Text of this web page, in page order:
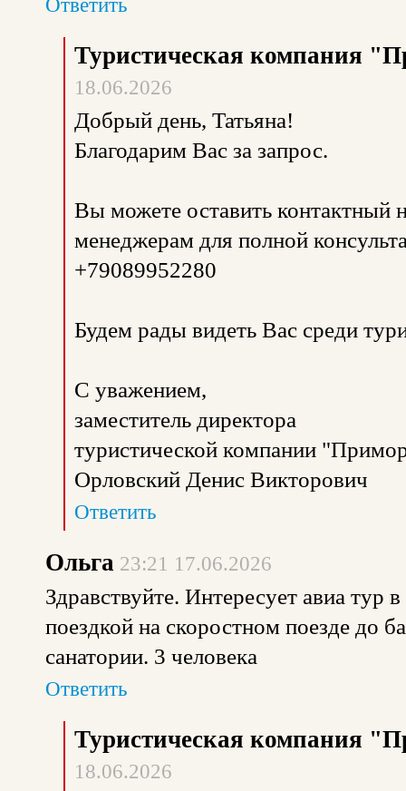
Ответить
Туристическая компания
18.06.2026
Добрый день, Татьяна!
Благодарим Вас за запрос.
Вы можете оставить контактный
менеджерам для полной
+79089952280
Будем рады видеть Вас среди
С уважением,
заместитель директора
туристической компании
Орловский Денис Викторович
Ответить
Ольга 23:21 17.06.2026
Здравствуйте. Интересует авиа тур
поездкой на скоростном поезде до
санатории. 3 человека
Ответить
Туристическая компания
18.06.2026